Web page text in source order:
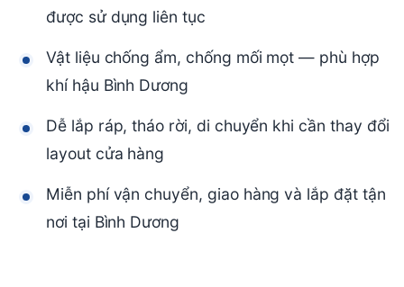
được sử dụng liên tục
Vật liệu chống ẩm, chống mối mọt — phù hợp
khí hậu Bình Dương
Dễ lắp ráp, tháo rời, di chuyển khi cần thay đổi
layout cửa hàng
Miễn phí vận chuyển, giao hàng và lắp đặt tận
nơi tại Bình Dương